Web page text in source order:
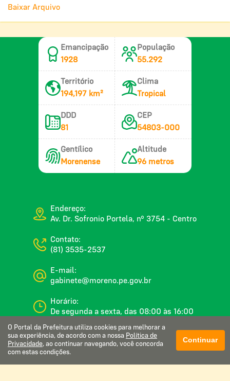
Baixar Arquivo
Emancipação
1928
População
55.292
Território
194,197 km²
Clima
Tropical
DDD
81
CEP
54803-000
Gentílico
Morenense
Altitude
96 metros
Endereço:
Av. Dr. Sofronio Portela, nº 3754 - Centro
Contato:
(81) 3535-2537
E-mail:
gabinete@moreno.pe.gov.br
Horário:
De segunda a sexta, das 08:00 às 16:00
Glossário
O Portal da Prefeitura utiliza cookies para melhorar a
sua experiência, de acordo com a nossa Política de
Privacidade, ao continuar navegando, você concorda
com estas condições.
Continuar